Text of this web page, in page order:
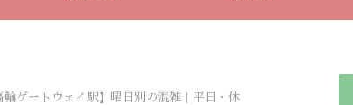
輪ゲートウェイ駅】曜日別の混雑｜平日・休